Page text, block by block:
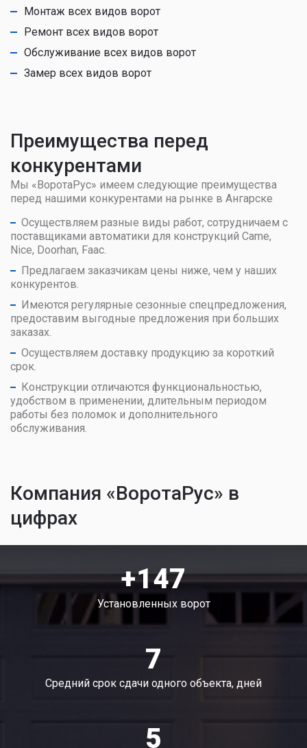
Монтаж всех видов ворот
Ремонт всех видов ворот
Обслуживание всех видов ворот
Замер всех видов ворот
Преимущества перед
конкурентами
Мы «ВоротаРус» имеем следующие преимущества
перед нашими конкурентами на рынке в Ангарске
Осуществляем разные виды работ, сотрудничаем с
поставщиками автоматики для конструкций Came,
Nice, Doorhan, Faac.
Предлагаем заказчикам цены ниже, чем у наших
конкурентов.
Имеются регулярные сезонные спецпредложения,
предоставим выгодные предложения при больших
заказах.
Осуществляем доставку продукцию за короткий
срок.
Конструкции отличаются функциональностью,
удобством в применении, длительным периодом
работы без поломок и дополнительного
обслуживания.
Компания «ВоротаРус» в
цифрах
+147
Установленных ворот
7
Средний срок сдачи одного объекта, дней
5